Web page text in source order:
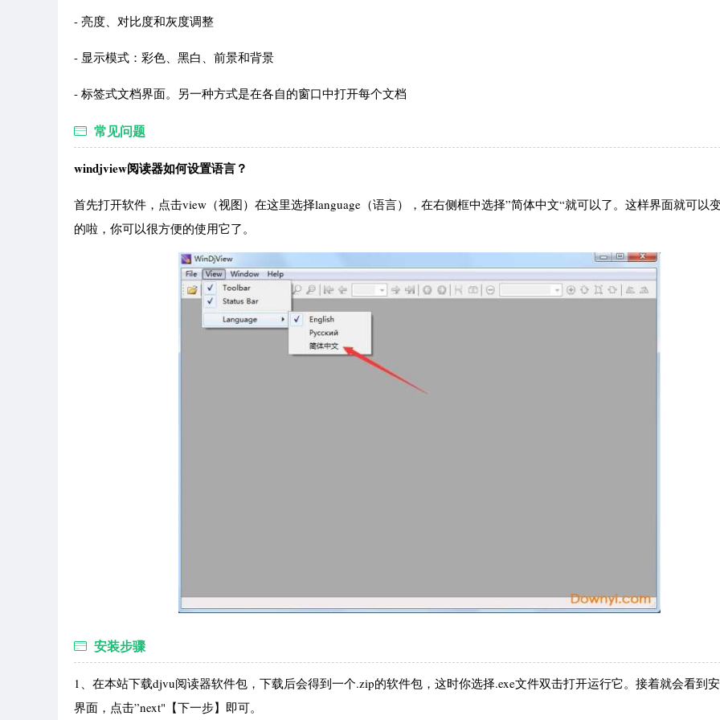
- 亮度、对比度和灰度调整
- 显示模式：彩色、黑白、前景和背景
- 标签式文档界面。另一种方式是在各自的窗口中打开每个文档
常见问题
windjview阅读器如何设置语言？
首先打开软件，点击view（视图）在这里选择language（语言），在右侧框中选择”简体中文“就可以了。这样界面就可以
的啦，你可以很方便的使用它了。
安装步骤
1、在本站下载djvu阅读器软件包，下载后会得到一个.zip的软件包，这时你选择.exe文件双击打开运行它。接着就会看到
界面，点击”next"【下一步】即可。